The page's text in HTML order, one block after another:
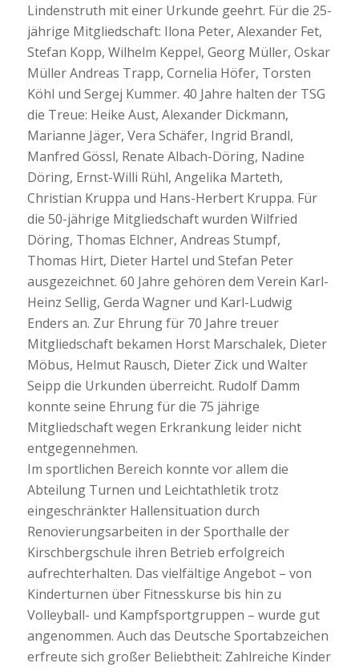
Lindenstruth mit einer Urkunde geehrt. Für die 25-
jährige Mitgliedschaft: Ilona Peter, Alexander Fet,
Stefan Kopp, Wilhelm Keppel, Georg Müller, Oskar
Müller Andreas Trapp, Cornelia Höfer, Torsten
Köhl und Sergej Kummer. 40 Jahre halten der TSG
die Treue: Heike Aust, Alexander Dickmann,
Marianne Jäger, Vera Schäfer, Ingrid Brandl,
Manfred Gössl, Renate Albach-Döring, Nadine
Döring, Ernst-Willi Rühl, Angelika Marteth,
Christian Kruppa und Hans-Herbert Kruppa. Für
die 50-jährige Mitgliedschaft wurden Wilfried
Döring, Thomas Elchner, Andreas Stumpf,
Thomas Hirt, Dieter Hartel und Stefan Peter
ausgezeichnet. 60 Jahre gehören dem Verein Karl-
Heinz Sellig, Gerda Wagner und Karl-Ludwig
Enders an. Zur Ehrung für 70 Jahre treuer
Mitgliedschaft bekamen Horst Marschalek, Dieter
Möbus, Helmut Rausch, Dieter Zick und Walter
Seipp die Urkunden überreicht. Rudolf Damm
konnte seine Ehrung für die 75 jährige
Mitgliedschaft wegen Erkrankung leider nicht
entgegennehmen.
Im sportlichen Bereich konnte vor allem die
Abteilung Turnen und Leichtathletik trotz
eingeschränkter Hallensituation durch
Renovierungsarbeiten in der Sporthalle der
Kirschbergschule ihren Betrieb erfolgreich
aufrechterhalten. Das vielfältige Angebot – von
Kinderturnen über Fitnesskurse bis hin zu
Volleyball- und Kampfsportgruppen – wurde gut
angenommen. Auch das Deutsche Sportabzeichen
erfreute sich großer Beliebtheit: Zahlreiche Kinder